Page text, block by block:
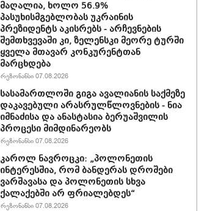
მაღალია, ხოლო 56.9%
პასუხისმგებლობას უკრაინის
პრეზიდენტს აკისრებს - არჩევნების
შემთხვევაში კი, ზელენსკი მეორე ტურში
ყველა მთავარ კონკურენტთან
მარცხდება
რეზონანსი 07.08.2026
სასამართლოში გიგა ავალიანის საქმეზე
დაკავებული არასრულწლოვნების - ნია
იმნაძისა და ანასტასია ბერუაშვილის
პროცესი მიმდინარეობს
რეზონანსი 07.08.2026
კაროლ ნავროცკი: „პოლონეთის
ინტერესშია, რომ ბანდერას დროშები
ვარშავასა და პოლონეთის სხვა
ქალაქებში არ ფრიალებდეს“
რეზონანსი 07.08.2026